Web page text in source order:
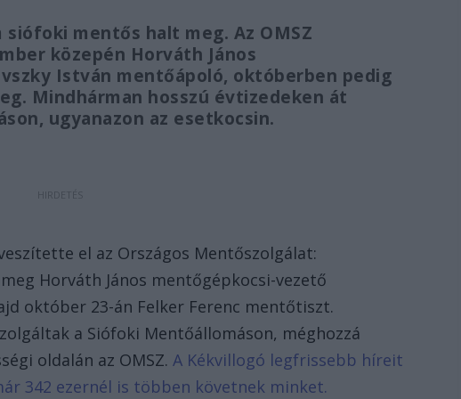
mentős halt meg. Az OMSZ
közepén Horváth János
István mentőápoló, októberben pedig
Mindhárman hosszú évtizedeken át
ugyanazon az esetkocsin.
el az Országos Mentőszolgálat:
Horváth János mentőgépkocsi-vezető
október 23-án Felker Ferenc mentőtiszt.
a Siófoki Mentőállomáson, méghozzá
oldalán az OMSZ.A Kékvillogó legfrissebb híreit
342 ezernél is többen követnek minket.